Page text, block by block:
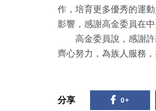
作，培育更多優秀的運
影響，感謝高金委員在
高金委員說，感謝許
齊心努力，為族人服務
分享 0+
+
綜藝
77+
美食